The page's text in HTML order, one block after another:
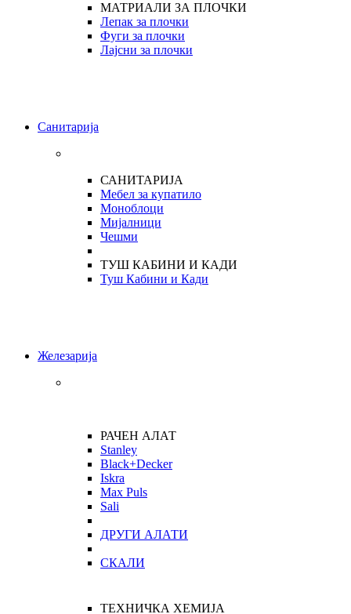
МАТРИАЛИ ЗА ПЛОЧКИ
Лепак за плочки
Фуги за плочки
Лајсни за плочки
Санитарија
САНИТАРИЈА
Мебел за купатило
Моноблоци
Мијалници
Чешми
ТУШ КАБИНИ И КАДИ
Туш Кабини и Кади
Железарија
РАЧЕН АЛАТ
Stanley
Black+Decker
Iskra
Max Puls
Sali
ДРУГИ АЛАТИ
СКАЛИ
ТЕХНИЧКА ХЕМИЈА